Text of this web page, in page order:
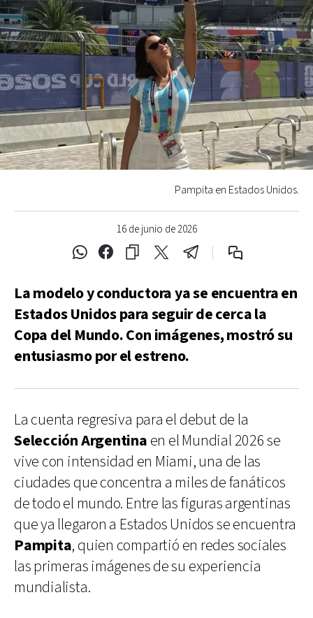
16 de junio de 2026
Pampita en Estados Unidos.
La modelo y conductora ya se encuentra en
Estados Unidos para seguir de cerca la
Copa del Mundo. Con imágenes, mostró su
entusiasmo por el estreno.
La cuenta regresiva para el debut de la
Selección Argentina en el Mundial 2026 se
vive con intensidad en Miami, una de las
ciudades que concentra a miles de fanáticos
de todo el mundo. Entre las figuras argentinas
que ya llegaron a Estados Unidos se encuentra
Pampita, quien compartió en redes sociales
las primeras imágenes de su experiencia
mundialista.